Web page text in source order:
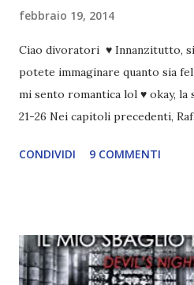
febbraio 19, 2014
Ciao divoratori ♥ Innanzitutto,
potete immaginare quanto sia
mi sento romantica lol ♥ okay, la
21-26 Nei capitoli precedenti,
incontrano e Hesediel mostra
angelo puro, Elemiah. Ma, a
l'angelo non ha intenzione di
CONDIVIDI 9 COMMENTI